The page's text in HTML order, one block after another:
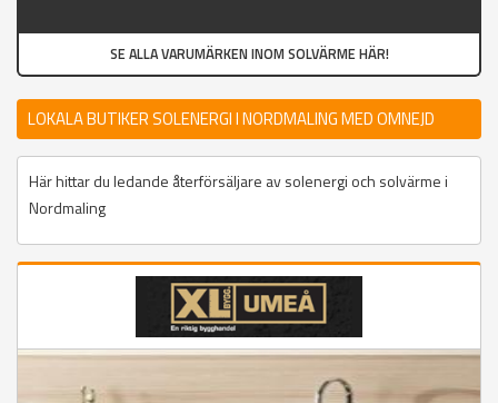
SE ALLA VARUMÄRKEN INOM SOLVÄRME HÄR!
LOKALA BUTIKER SOLENERGI I NORDMALING MED OMNEJD
Här hittar du ledande återförsäljare av solenergi och solvärme i
Nordmaling